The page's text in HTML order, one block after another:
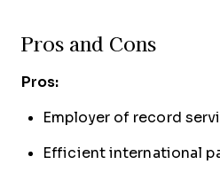
Pros and Cons
Pros:
Employer of record
Efficient international